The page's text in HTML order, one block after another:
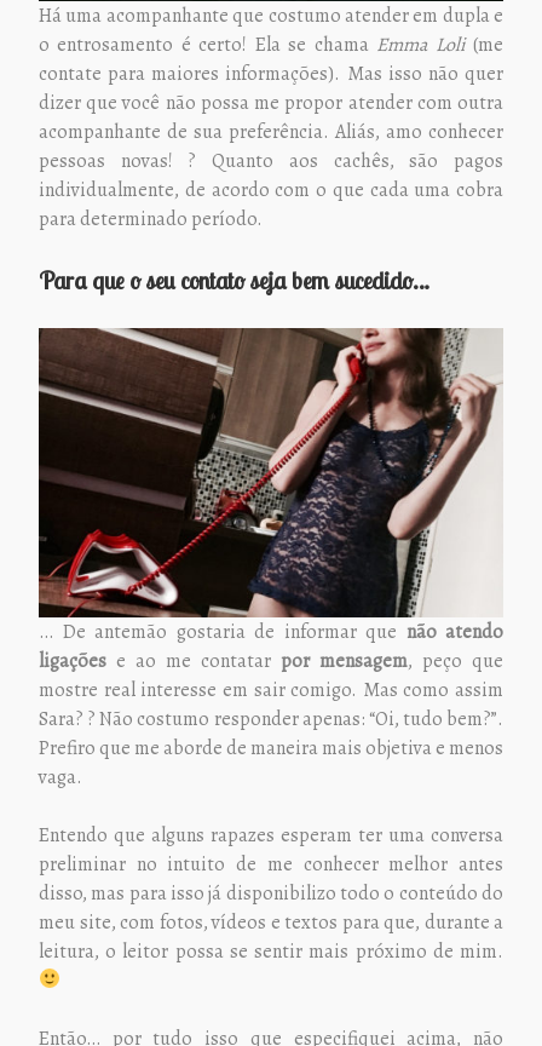
Há uma acompanhante que costumo atender em dupla e
o entrosamento é certo! Ela se chama Emma Loli(me
contate para maiores informações). Mas isso não quer
dizer que você não possa me propor atender com outra
acompanhante de sua preferência. Aliás, amo conhecer
pessoas novas! ? Quanto aos cachês, são pagos
individualmente, de acordo com o que cada uma cobra
para determinado período.
Para que o seu contato seja bem sucedido…
… De antemão gostaria de informar que não atendo
ligações e ao me contatar por mensagem, peço que
mostre real interesse em sair comigo. Mas como assim
Sara? ? Não costumo responder apenas: “Oi, tudo bem?”.
Prefiro que me aborde de maneira mais objetiva e menos
vaga.
Entendo que alguns rapazes esperam ter uma conversa
preliminar no intuito de me conhecer melhor antes
disso, mas para isso já disponibilizo todo o conteúdo do
meu site, com fotos, vídeos e textos para que, durante a
leitura, o leitor possa se sentir mais próximo de mim.
Então… por tudo isso que especifiquei acima, não